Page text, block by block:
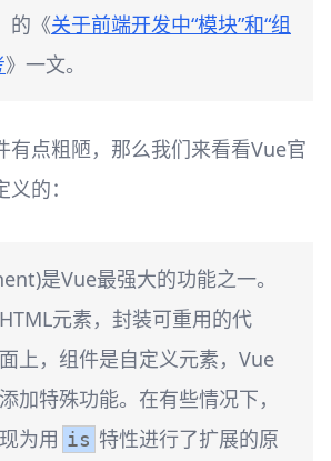
的《关于前端开发中“模块”和“组
》一文。
有点粗陋，那么我们来看看Vue官
的：
是Vue最强大的功能之一。
元素，封装可重用的代
上，组件是自定义元素，Vue
加特殊功能。在有些情况下，
为用 is 特性进行了扩展的原